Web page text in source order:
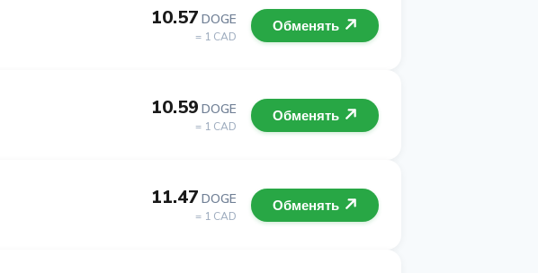
10.57 DOGE
= 1 CAD
Обменять
10.59 DOGE
= 1 CAD
Обменять
11.47 DOGE
= 1 CAD
Обменять